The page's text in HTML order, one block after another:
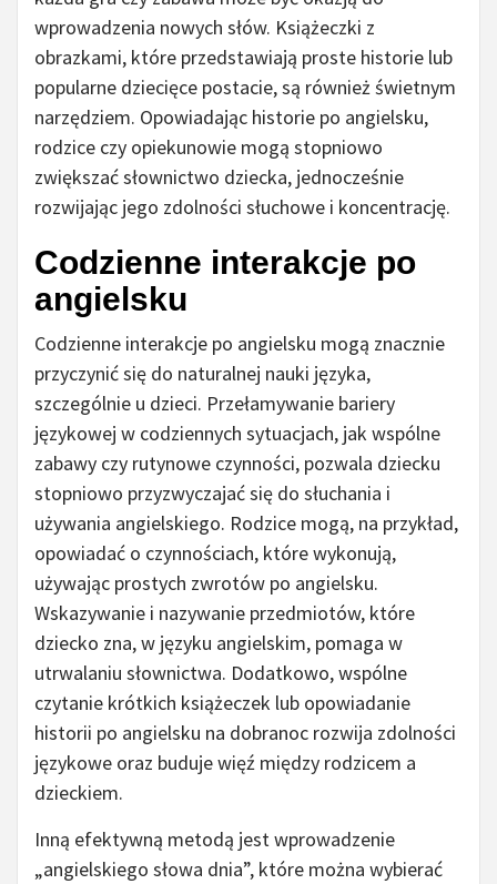
wprowadzenia nowych słów. Książeczki z
obrazkami, które przedstawiają proste historie lub
popularne dziecięce postacie, są również świetnym
narzędziem. Opowiadając historie po angielsku,
rodzice czy opiekunowie mogą stopniowo
zwiększać słownictwo dziecka, jednocześnie
rozwijając jego zdolności słuchowe i koncentrację.
Codzienne interakcje po
angielsku
Codzienne interakcje po angielsku mogą znacznie
przyczynić się do naturalnej nauki języka,
szczególnie u dzieci. Przełamywanie bariery
językowej w codziennych sytuacjach, jak wspólne
zabawy czy rutynowe czynności, pozwala dziecku
stopniowo przyzwyczajać się do słuchania i
używania angielskiego. Rodzice mogą, na przykład,
opowiadać o czynnościach, które wykonują,
używając prostych zwrotów po angielsku.
Wskazywanie i nazywanie przedmiotów, które
dziecko zna, w języku angielskim, pomaga w
utrwalaniu słownictwa. Dodatkowo, wspólne
czytanie krótkich książeczek lub opowiadanie
historii po angielsku na dobranoc rozwija zdolności
językowe oraz buduje więź między rodzicem a
dzieckiem.
Inną efektywną metodą jest wprowadzenie
„angielskiego słowa dnia”, które można wybierać